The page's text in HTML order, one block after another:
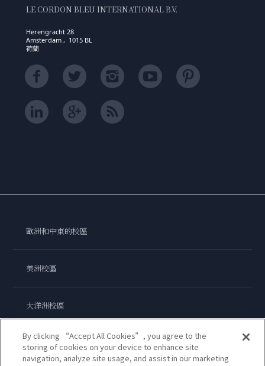
LE CORDON BLEU INTERNATIONAL B.V.
Herengracht 28
Amsterdam , 1015 BL
荷蘭
歐洲和中東的校區
美洲校區
大洋洲校區
亞洲校區
By clicking “Accept All Cookies”, you agree to the
storing of cookies on your device to enhance site
navigation, analyze site usage, and assist in our marketing